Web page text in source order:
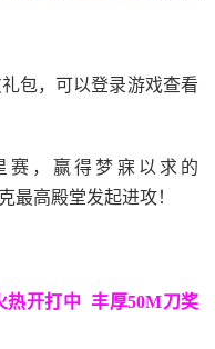
包，可以登录游戏查看
赛，赢得梦寐以求的
最高殿堂发起进攻！
热开打中 丰厚50M刀奖